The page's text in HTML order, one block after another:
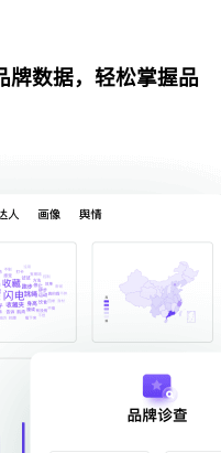
牌数据，轻松掌握品